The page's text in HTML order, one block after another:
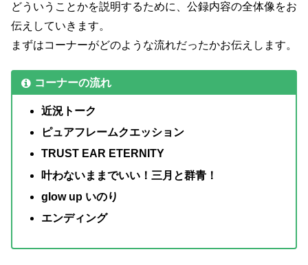
どういうことかを説明するために、公録内容の全体像をお
伝えしていきます。
まずはコーナーがどのような流れだったかお伝えします。
コーナーの流れ
近況トーク
ピュアフレームクエッション
TRUST EAR ETERNITY
叶わないままでいい！三月と群青！
glow up いのり
エンディング